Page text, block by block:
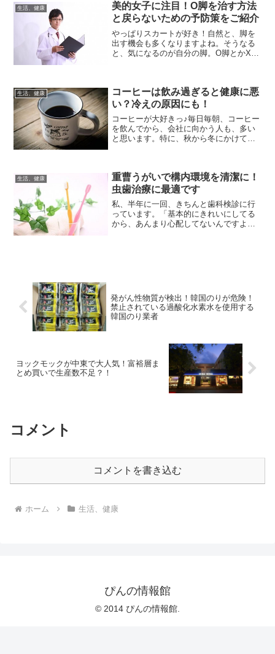
ぱりあ...
生活、健康
美的女子に注目！O脚を治す方法
と戻らないための予防策をご紹介
やっぱりスカートが好き！自然と、脚を
出す機会も多くなりますよね。そうなる
と、気になるのが自分の脚。O脚とかX脚
についての解消法や予防...
生活、健康
コーヒーは飲み過ぎると健康に悪
い？冷えの原因にも！
コーヒーが大好きっ♪毎日毎朝、コーヒー
を飲んでから、会社に向かう人も、多い
と思います。特に、秋から冬にかけての
ーを買って、出勤する人...
生活、健康
重曹うがいで構内環境を清潔に！
虫歯治療に最適です
私、半年に一回、きちんと歯科検診に行
っています。「基本的にきれいにしてる
から、あんまり心配してないんですよ
発がん性物質が検出！韓国のりが危険！
禁止されている過酸化水素水を使用する
韓国のり業者
ヨックモックが中東で大人気！富裕層ま
とめ買いで生産数不足？！
コメント
コメントを書き込む
ホーム 生活、健康
ぴんの情報館
© 2014 ぴんの情報館.